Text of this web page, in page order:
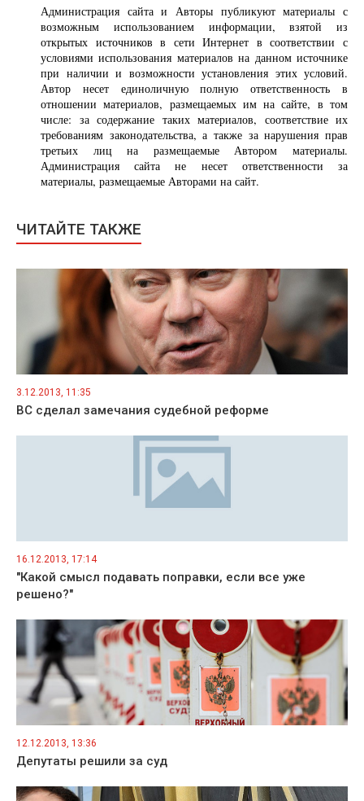
Администрация сайта и Авторы публикуют материалы с
возможным использованием информации, взятой из
открытых источников в сети Интернет в соответствии с
условиями использования материалов на данном источнике
при наличии и возможности установления этих условий.
Автор несет единоличную полную ответственность в
отношении материалов, размещаемых им на сайте, в том
числе: за содержание таких материалов, соответствие их
требованиям законодательства, а также за нарушения прав
третьих лиц на размещаемые Автором материалы.
Администрация сайта не несет ответственности за
материалы, размещаемые Авторами на сайт.
ЧИТАЙТЕ ТАКЖЕ
3.12.2013, 11:35
ВС сделал замечания судебной реформе
16.12.2013, 17:14
"Какой смысл подавать поправки, если все уже
решено?"
12.12.2013, 13:36
Депутаты решили за суд